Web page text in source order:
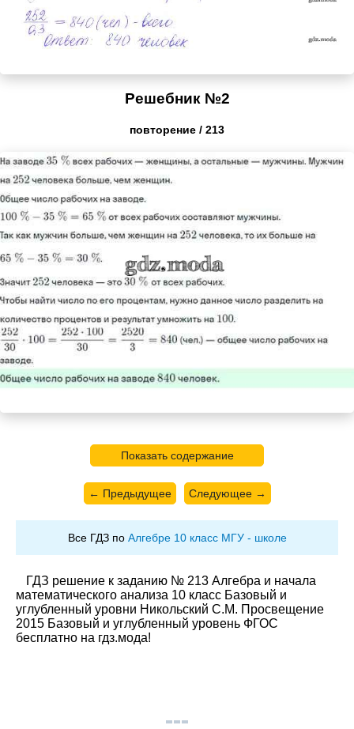
Решебник №2
повторение / 213
Показать содержание
← Предыдущее Следующее →
Все ГДЗ по Алгебре 10 класс МГУ - школе
ГДЗ решение к заданию № 213 Алгебра и начала
математического анализа 10 класс Базовый и
углубленный уровни Никольский С.М. Просвещение
2015 Базовый и углубленный уровень ФГОС
бесплатно на гдз.мода!